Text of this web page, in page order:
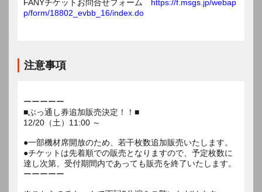
FANYチケットお問合せフォーム https://f.msgs.jp/webap
p/form/18802_evbb_16/index.do
注意事項
ーーーーー
■ぶっ通し券追加販売決定！！■
12/20（土）11:00 ～
●一部機材席開放のため、若干枚数追加販売いたします。
●チケットは先着順での販売となりますので、予定枚数に
達し次第、受付期間内であっても販売を終了いたします。
ーーーーー